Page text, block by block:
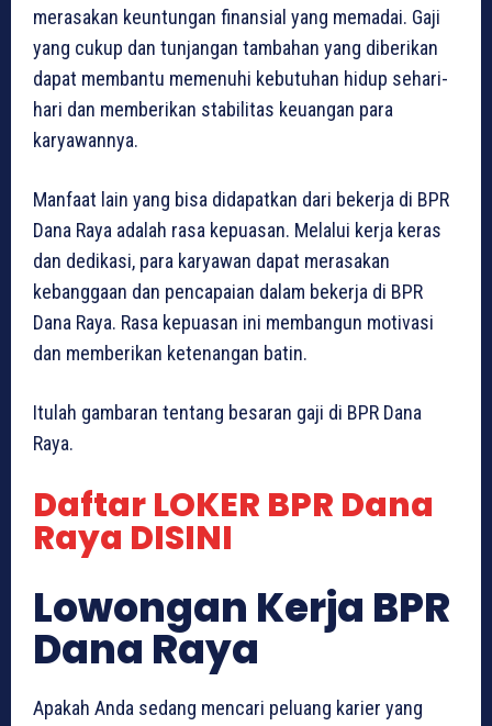
merasakan keuntungan finansial yang memadai. Gaji
yang cukup dan tunjangan tambahan yang diberikan
dapat membantu memenuhi kebutuhan hidup sehari-
hari dan memberikan stabilitas keuangan para
karyawannya.
Manfaat lain yang bisa didapatkan dari bekerja di BPR
Dana Raya adalah rasa kepuasan. Melalui kerja keras
dan dedikasi, para karyawan dapat merasakan
kebanggaan dan pencapaian dalam bekerja di BPR
Dana Raya. Rasa kepuasan ini membangun motivasi
dan memberikan ketenangan batin.
Itulah gambaran tentang besaran gaji di BPR Dana
Raya.
Daftar LOKER BPR Dana
Raya DISINI
Lowongan Kerja BPR
Dana Raya
Apakah Anda sedang mencari peluang karier yang